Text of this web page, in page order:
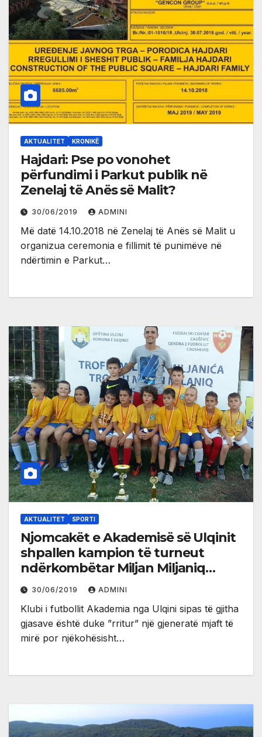
AKTUALITET KRONIKË
Hajdari: Pse po vonohet
përfundimi i Parkut publik në
Zenelaj të Anës së Malit?
30/06/2019 ADMINI
Më datë 14.10.2018 në Zenelaj të Anës së Malit u
organizua ceremonia e fillimit të punimëve në
ndërtimin e Parkut…
AKTUALITET SPORTI
Njomcakët e Akademisë së Ulqinit
shpallen kampion të turneut
ndërkombëtar Miljan Miljaniq
(video, foto)
30/06/2019 ADMINI
Klubi i futbollit Akademia nga Ulqini sipas të gjitha
gjasave është duke ”rritur” një gjeneratë mjaft të
mirë por njëkohësisht…